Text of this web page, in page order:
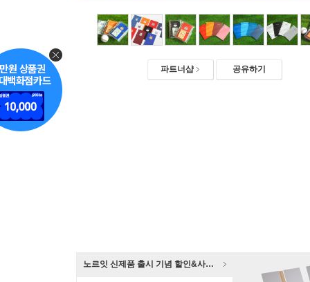
파트너샵 공유하기
노르잇 신제품 출시 기념 할인&사은품 증정!